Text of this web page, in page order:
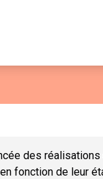
des
fonction de leur